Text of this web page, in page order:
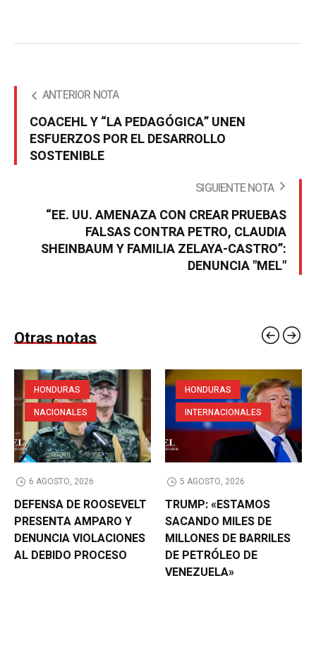
ANTERIOR NOTA
COACEHL Y “LA PEDAGÓGICA” UNEN
ESFUERZOS POR EL DESARROLLO
SOSTENIBLE
SIGUIENTE NOTA
“EE. UU. AMENAZA CON CREAR PRUEBAS
FALSAS CONTRA PETRO, CLAUDIA
SHEINBAUM Y FAMILIA ZELAYA-CASTRO”:
DENUNCIA "MEL"
Otras notas
HONDURAS
NACIONALES
6 AGOSTO, 2026
DEFENSA DE ROOSEVELT
PRESENTA AMPARO Y
DENUNCIA VIOLACIONES
AL DEBIDO PROCESO
HONDURAS
INTERNACIONALES
5 AGOSTO, 2026
TRUMP: «ESTAMOS
SACANDO MILES DE
MILLONES DE BARRILES
DE PETRÓLEO DE
VENEZUELA»